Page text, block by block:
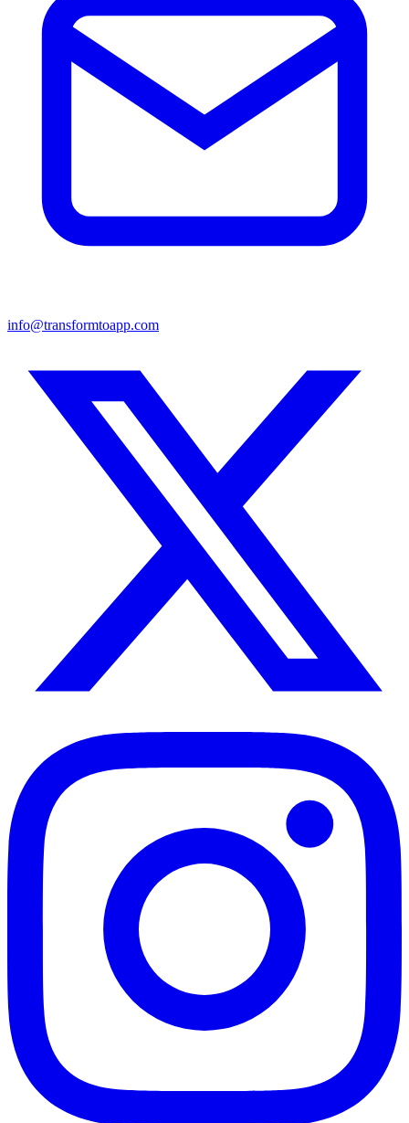
info@transformtoapp.com